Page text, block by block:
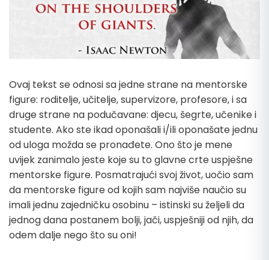
Ovaj tekst se odnosi sa jedne strane na mentorske
figure: roditelje, učitelje, supervizore, profesore, i sa
druge strane na podučavane: djecu, šegrte, učenike i
studente. Ako ste ikad oponašali i/ili oponašate jednu
od uloga možda se pronađete. Ono što je mene
uvijek zanimalo jeste koje su to glavne crte uspješne
mentorske figure. Posmatrajući svoj život, uočio sam
da mentorske figure od kojih sam najviše naučio su
imali jednu zajedničku osobinu – istinski su željeli da
jednog dana postanem bolji, jači, uspješniji od njih, da
odem dalje nego što su oni!